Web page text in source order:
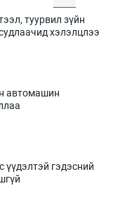
туурвил зүйн
хэлэлцлээ
автомашин
гэдэсний